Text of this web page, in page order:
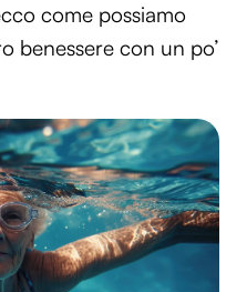
come possiamo
benessere con un po’